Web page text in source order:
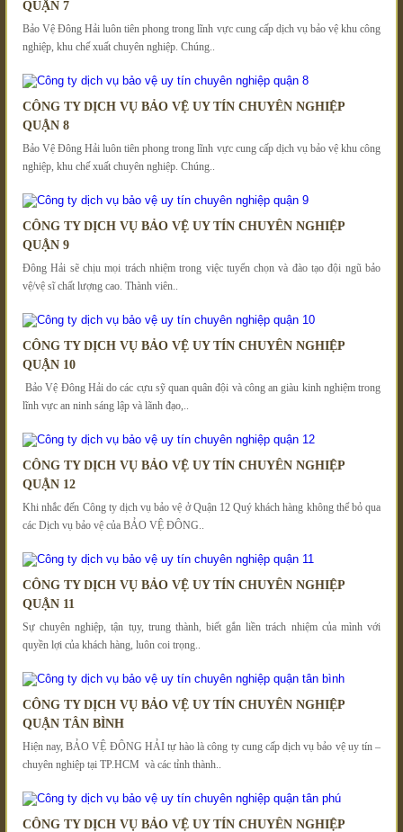
QUẬN 7
Bảo Vệ Đông Hải luôn tiên phong trong lĩnh vực cung cấp dịch vụ bảo vệ khu công
nghiệp, khu chế xuất chuyên nghiệp. Chúng..
CÔNG TY DỊCH VỤ BẢO VỆ UY TÍN CHUYÊN NGHIỆP
QUẬN 8
Bảo Vệ Đông Hải luôn tiên phong trong lĩnh vực cung cấp dịch vụ bảo vệ khu công
nghiệp, khu chế xuất chuyên nghiệp. Chúng..
CÔNG TY DỊCH VỤ BẢO VỆ UY TÍN CHUYÊN NGHIỆP
QUẬN 9
Đông Hải sẽ chịu mọi trách nhiệm trong việc tuyển chọn và đào tạo đội ngũ bảo
vệ/vệ sĩ chất lượng cao. Thành viên..
CÔNG TY DỊCH VỤ BẢO VỆ UY TÍN CHUYÊN NGHIỆP
QUẬN 10
Bảo Vệ Đông Hải do các cựu sỹ quan quân đội và công an giàu kinh nghiệm trong
lĩnh vực an ninh sáng lập và lãnh đạo,..
CÔNG TY DỊCH VỤ BẢO VỆ UY TÍN CHUYÊN NGHIỆP
QUẬN 12
Khi nhắc đến Công ty dịch vụ bảo vệ ở Quận 12 Quý khách hàng không thể bỏ qua
các Dịch vụ bảo vệ của BẢO VỆ ĐÔNG..
CÔNG TY DỊCH VỤ BẢO VỆ UY TÍN CHUYÊN NGHIỆP
QUẬN 11
Sự chuyên nghiệp, tận tụy, trung thành, biết gắn liền trách nhiệm của mình với
quyền lợi của khách hàng, luôn coi trọng..
CÔNG TY DỊCH VỤ BẢO VỆ UY TÍN CHUYÊN NGHIỆP
QUẬN TÂN BÌNH
Hiện nay, BẢO VỆ ĐÔNG HẢI tự hào là công ty cung cấp dịch vụ bảo vệ uy tín –
chuyên nghiệp tại TP.HCM và các tỉnh thành..
CÔNG TY DỊCH VỤ BẢO VỆ UY TÍN CHUYÊN NGHIỆP